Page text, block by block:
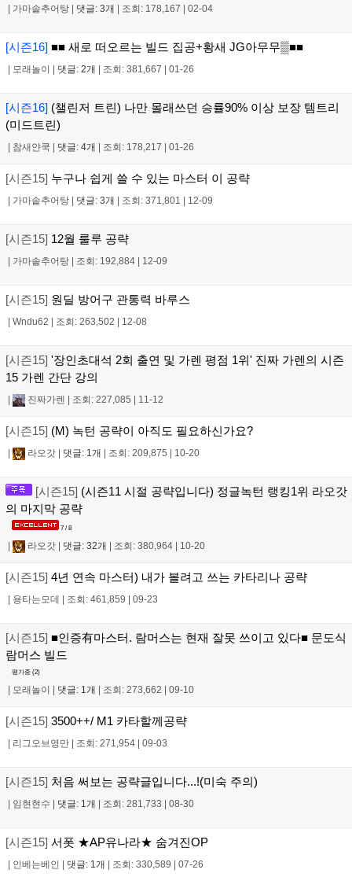
가마솥추어탕 댓글: 3개 조회: 178,167 02-04
[시즌16] ■■ 새로 떠오르는 빌드 집공+황새 JG아무무▒■■
모래놀이 댓글: 2개 조회: 381,667 01-26
[시즌16] (챌린저 트린) 나만 몰래쓰던 승률90% 이상 보장 템트리
(미드트린)
참새얀쿡 댓글: 4개 조회: 178,217 01-26
[시즌15] 누구나 쉽게 쓸 수 있는 마스터 이 공략
가마솥추어탕 댓글: 3개 조회: 371,801 12-09
[시즌15] 12월 룰루 공략
가마솥추어탕 조회: 192,884 12-09
[시즌15] 원딜 방어구 관통력 바루스
Wndu62 조회: 263,502 12-08
[시즌15] '장인초대석 2회 출연 및 가렌 평점 1위' 진짜 가렌의 시즌
15 가렌 간단 강의
진짜가렌 조회: 227,085 11-12
[시즌15] (M) 녹턴 공략이 아직도 필요하신가요?
라오갓 댓글: 1개 조회: 209,875 10-20
[시즌15] (시즌11 시절 공략입니다) 정글녹턴 랭킹1위 라오갓
의 마지막 공략
7 / 8
라오갓 댓글: 32개 조회: 380,964 10-20
[시즌15] 4년 연속 마스터) 내가 볼려고 쓰는 카타리나 공략
용타는모데 조회: 461,859 09-23
[시즌15] ■인증有마스터. 람머스는 현재 잘못 쓰이고 있다■ 문도식
람머스 빌드
평가중 (2)
| 모래놀이 | 댓글: 1개 | 조회: 273,662 | 09-10
[시즌15] 3500++/ M1 카타할께공략
| 리그오브영만 | 조회: 271,954 | 09-03
[시즌15] 처음 써보는 공략글입니다...!(미숙 주의)
| 임현현수 | 댓글: 1개 | 조회: 281,733 | 08-30
[시즌15] 서폿 ★AP유나라★ 숨겨진OP
| 인베는베인 | 댓글: 1개 | 조회: 330,589 | 07-26